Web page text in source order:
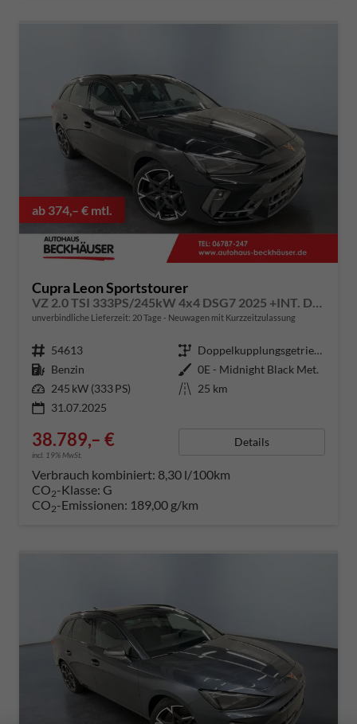
ab 374,– € mtl.
Cupra Leon Sportstourer
VZ 2.0 TSI 333PS/245kW 4x4 DSG7 2025 +INT. DRIVE+MATRIX+AHK+Erweiterte Garantie.
unverbindliche Lieferzeit: 20 Tage Neuwagen mit Kurzzeitzulassung
Fahrzeugnummer 54613 Getriebe
Doppelkupplungsgetriebe (DSG)
Kraftstoff Benzin Außenfarbe 0E - Midnight Black Met.
Leistung 245 kW (333 PS) Kilometerstand 25 km
31.07.2025
38.789,– €
incl. 19% MwSt.
Details
Verbrauch kombiniert: 8,30 l/100km
CO2-Klasse: G
CO2-Emissionen: 189,00 g/km